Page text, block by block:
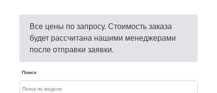
Все цены по запросу. Стоимость заказа
будет рассчитана нашими менеджерами
после отправки заявки.
Поиск